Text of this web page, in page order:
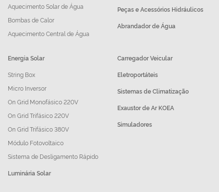
Aquecimento Solar de Água
Bombas de Calor
Aquecimento Central de Água
Peças e Acessórios Hidráulicos
Abrandador de Água
Energia Solar
String Box
Micro Inversor
On Grid Monofásico 220V
On Grid Trifásico 220V
On Grid Trifásico 380V
Módulo Fotovoltaico
Sistema de Desligamento Rápido
Luminária Solar
Carregador Veicular
Eletroportáteis
Sistemas de Climatização
Exaustor de Ar KOEA
Simuladores